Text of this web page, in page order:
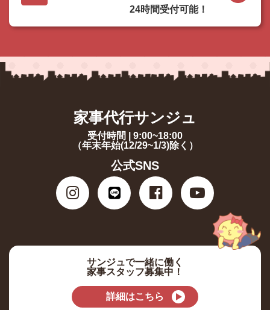
24時間受付可能！
家事代行サンジュ
受付時間 | 9:00~18:00
（年末年始(12/29~1/3)除く）
公式SNS
サンジュで一緒に働く
家事スタッフ募集中！
詳細はこちら